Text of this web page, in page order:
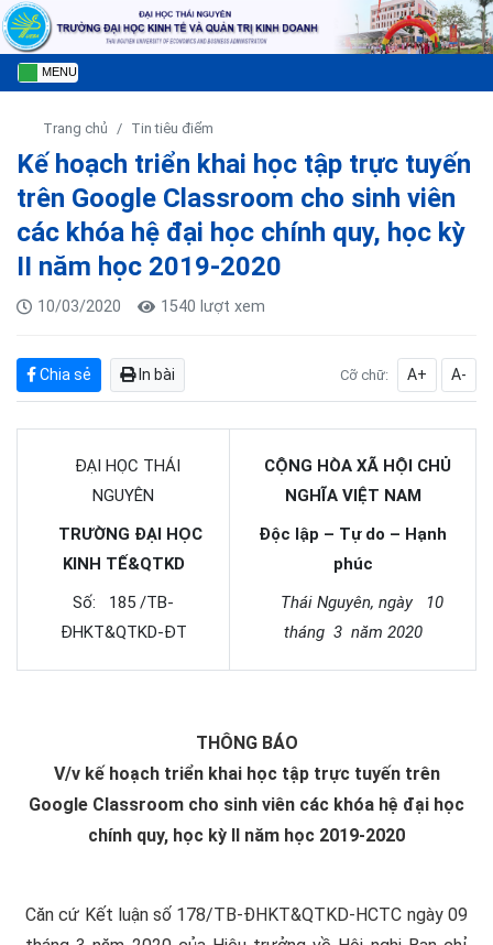
MENU
Trang chủ Tin tiêu điểm
Kế hoạch triển khai học tập trực tuyến
trên Google Classroom cho sinh viên
các khóa hệ đại học chính quy, học kỳ
II năm học 2019-2020
10/03/2020 1540 lượt xem
Chia sẻ In bài Cỡ chữ: A+ A-
ĐẠI HỌC THÁI
NGUYÊN
TRƯỜNG ĐẠI HỌC
KINH TẾ&QTKD
Số: 185 /TB-
ĐHKT&QTKD-ĐT
CỘNG HÒA XÃ HỘI CHỦ
NGHĨA VIỆT NAM
Độc lập – Tự do – Hạnh
phúc
Thái Nguyên, ngày 10
tháng 3 năm 2020
THÔNG BÁO
V/v kế hoạch triển khai học tập trực tuyến trên
Google Classroom cho sinh viên các khóa hệ đại học
chính quy, học kỳ II năm học 2019-2020
Căn cứ Kết luận số 178/TB-ĐHKT&QTKD-HCTC ngày 09